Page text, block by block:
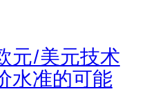
元/美元技术
水准的可能